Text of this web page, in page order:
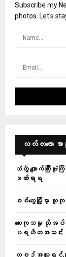
Subscribe my
photos. Let's
လတ်တ‌လော စာမူ
သံတွဲ ကျောက်ကြီး
ဒဏ်ရာရ
စစ်တွေမြို့မှာ လူကုန်
ဆေးကုသမှု လိုအပ်
ပရဟိတအသင်း ကူ
လစဉ်အလှူရှင်မျာ